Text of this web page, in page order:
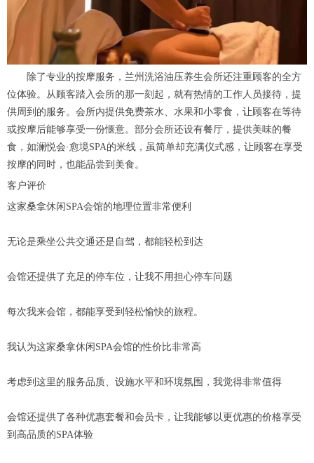
除了专业的按摩服务，兰州洗浴油压养生会所还注重顾客的全方
位体验。从顾客踏入会所的那一刻起，就有热情的工作人员接待，提
供周到的服务。会所内提供免费茶水、水果和小零食，让顾客在等待
或按摩后能够享受一份惬意。部分会所还设有餐厅，提供美味的餐
食，如澜悦会·愈境SPA的米线，虽简单却充满仪式感，让顾客在享受
按摩的同时，也能品尝到美食。
客户评价
这家桑拿休闲SPA会馆的地理位置非常便利
无论是乘坐公共交通还是自驾，都能轻松到达
会馆还提供了充足的停车位，让我不用担心停车问题
每次我来会馆，都能享受到轻松愉快的旅程。
我认为这家桑拿休闲SPA会馆的性价比非常高
考虑到这里的服务品质、设施水平和环境氛围，我觉得非常值得
会馆还提供了各种优惠套餐和会员卡，让我能够以更优惠的价格享受
到高品质的SPA体验